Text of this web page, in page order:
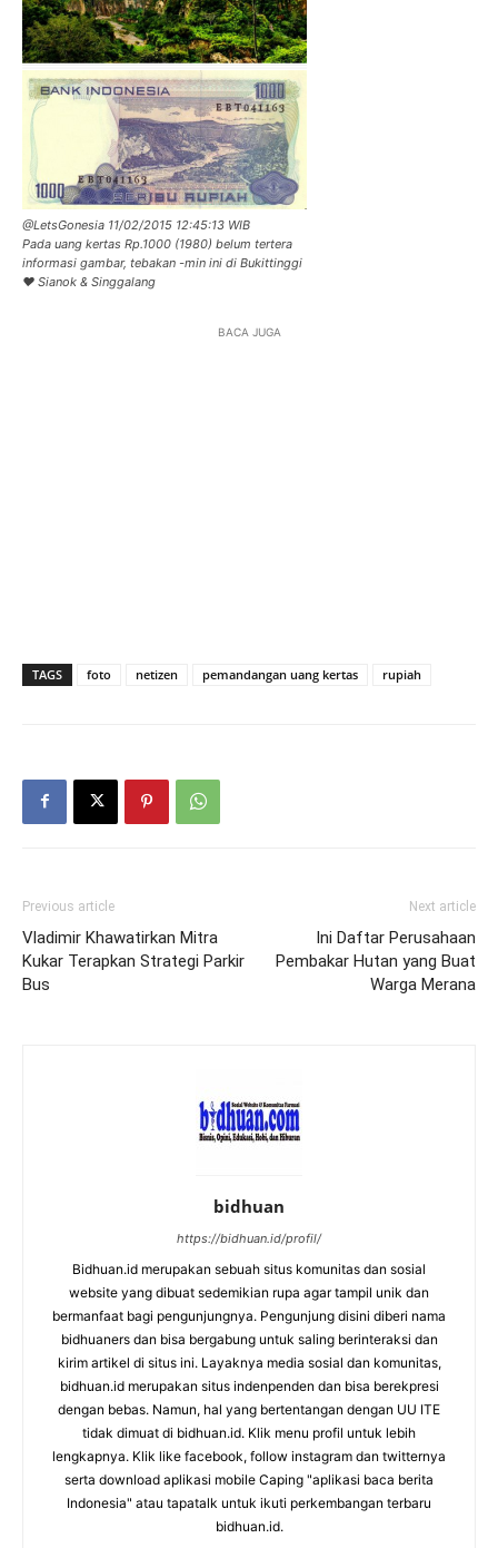
@LetsGonesia 11/02/2015 12:45:13 WIB
Pada uang kertas Rp.1000 (1980) belum tertera
informasi gambar, tebakan -min ini di Bukittinggi
♥ Sianok & Singgalang
BACA JUGA
TAGS foto netizen pemandangan uang kertas rupiah
Previous article
Vladimir Khawatirkan Mitra
Kukar Terapkan Strategi Parkir
Bus
Next article
Ini Daftar Perusahaan
Pembakar Hutan yang Buat
Warga Merana
bidhuan
https://bidhuan.id/profil/
Bidhuan.id merupakan sebuah situs komunitas dan sosial
website yang dibuat sedemikian rupa agar tampil unik dan
bermanfaat bagi pengunjungnya. Pengunjung disini diberi nama
bidhuaners dan bisa bergabung untuk saling berinteraksi dan
kirim artikel di situs ini. Layaknya media sosial dan komunitas,
bidhuan.id merupakan situs indenpenden dan bisa berekpresi
dengan bebas. Namun, hal yang bertentangan dengan UU ITE
tidak dimuat di bidhuan.id. Klik menu profil untuk lebih
lengkapnya. Klik like facebook, follow instagram dan twitternya
serta download aplikasi mobile Caping "aplikasi baca berita
Indonesia" atau tapatalk untuk ikuti perkembangan terbaru
bidhuan.id.